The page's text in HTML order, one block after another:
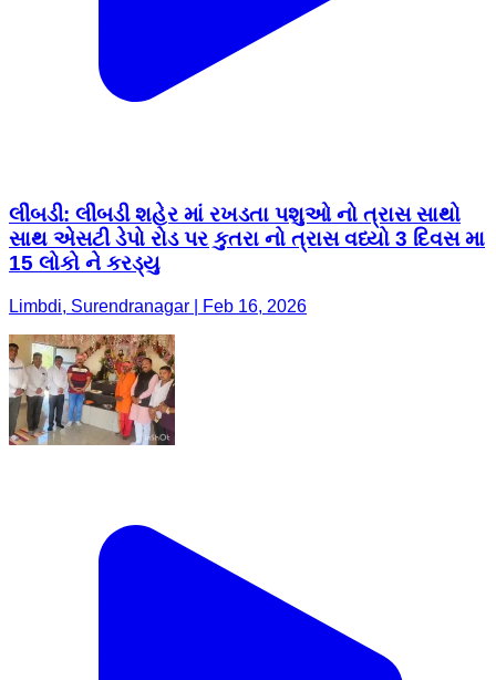
લીંબડી: લીંબડી શહેર માં રખડતા પશુઓ નો ત્રાસ સાથો
સાથ એસટી ડેપો રોડ પર કુતરા નો ત્રાસ વધ્યો 3 દિવસ મા
15 લોકો ને કરડ્યુ
Limbdi, Surendranagar | Feb 16, 2026